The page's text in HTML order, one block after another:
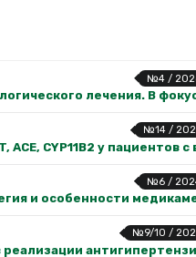
№4 /
лечения. В
№14 /
CYP11B2 у
№6 /
и особенности
№9/10 /